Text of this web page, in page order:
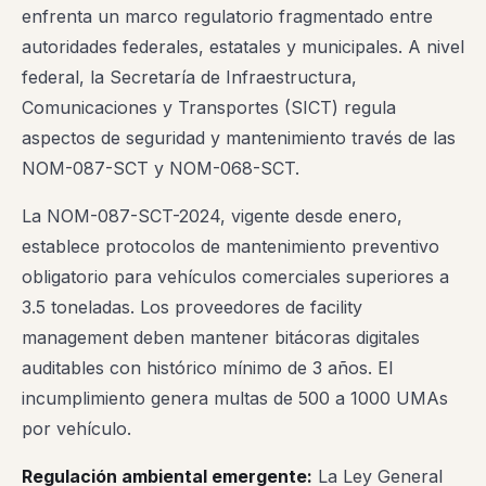
enfrenta un marco regulatorio fragmentado entre
autoridades federales, estatales y municipales. A nivel
federal, la Secretaría de Infraestructura,
Comunicaciones y Transportes (SICT) regula
aspectos de seguridad y mantenimiento través de las
NOM-087-SCT y NOM-068-SCT.
La NOM-087-SCT-2024, vigente desde enero,
establece protocolos de mantenimiento preventivo
obligatorio para vehículos comerciales superiores a
3.5 toneladas. Los proveedores de facility
management deben mantener bitácoras digitales
auditables con histórico mínimo de 3 años. El
incumplimiento genera multas de 500 a 1000 UMAs
por vehículo.
Regulación ambiental emergente: La Ley General